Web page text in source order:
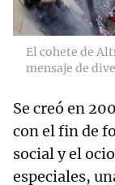
El cohete de
mensaje de
Se creó en
con el fin de
social y el
especiales,